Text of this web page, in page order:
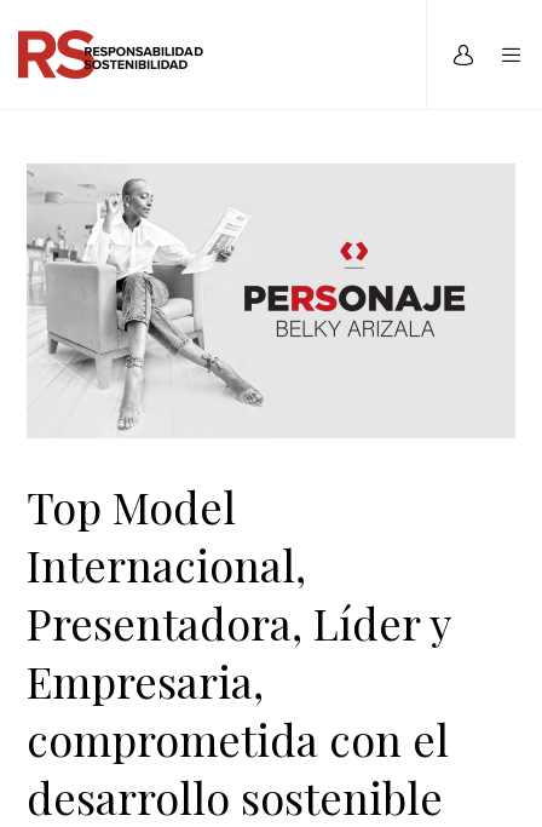
Top Model
Internacional,
Presentadora, Líder y
Empresaria,
comprometida con el
desarrollo sostenible